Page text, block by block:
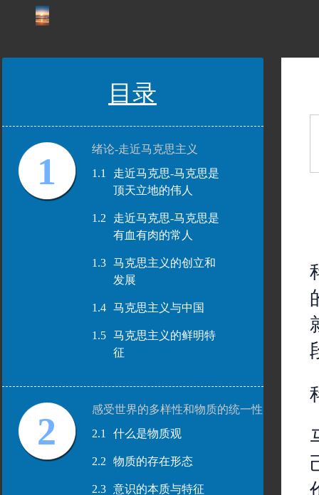
目录
1
绪论-走近马克思主义
1.1
走近马克思-马克思是
顶天立地的伟人
1.2
走近马克思-马克思是
有血有肉的常人
1.3
马克思主义的创立和
发展
1.4 马克思主义与中国
1.5
马克思主义的鲜明特
征
2
感受世界的多样性和物质的统一性
2.1
什么是物质观
2.2 物质的存在形态
2.3 意识的本质与特征